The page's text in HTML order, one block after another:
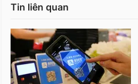
Tin liên quan